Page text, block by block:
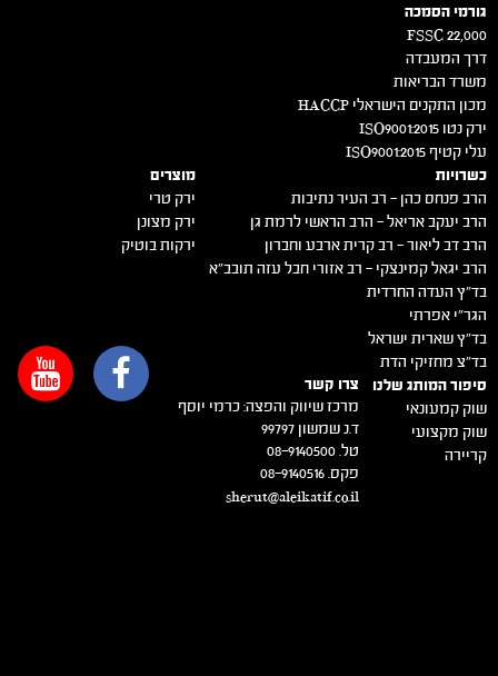
גורמי הסמכה
FSSC 22,000
דרך המעבדה
משרד הבריאות
מכון התקנים הישראלי HACCP
ירק נטו 2015:ISO9001
עלי קטיף 2015:ISO9001
כשרויות
הרב פנחס כהן – רב העיר נתיבות
הרב יעקב אריאל – הרב הראשי לרמת גן
הרב דב ליאור – רב קרית ארבע וחברון
הרב יגאל קמינצקי – רב אזורי חבל עזה תובב"א
בד"ץ העדה החרדית
הגר"י אפרתי
בד"ץ שארית ישראל
בד"צ מחזיקי הדת
מוצרים
ירק טרי
ירק מצונן
ירקות בוטיק
סיפור המותג שלנו
שוק קמעונאי
שוק מקצועי
קריירה
צרו קשר
מרכז שיווק והפצה: כרמי יוסף
ד.נ שמשון 99797
טל. 08-9140500
פקס. 08-9140516
sherut@aleikatif.co.il